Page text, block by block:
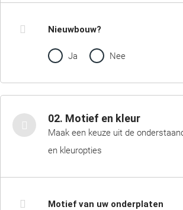
Nieuwbouw?
Ja Nee
02. Motief en kleur
Maak een keuze uit de
en kleuropties
Motief van uw onderplaten